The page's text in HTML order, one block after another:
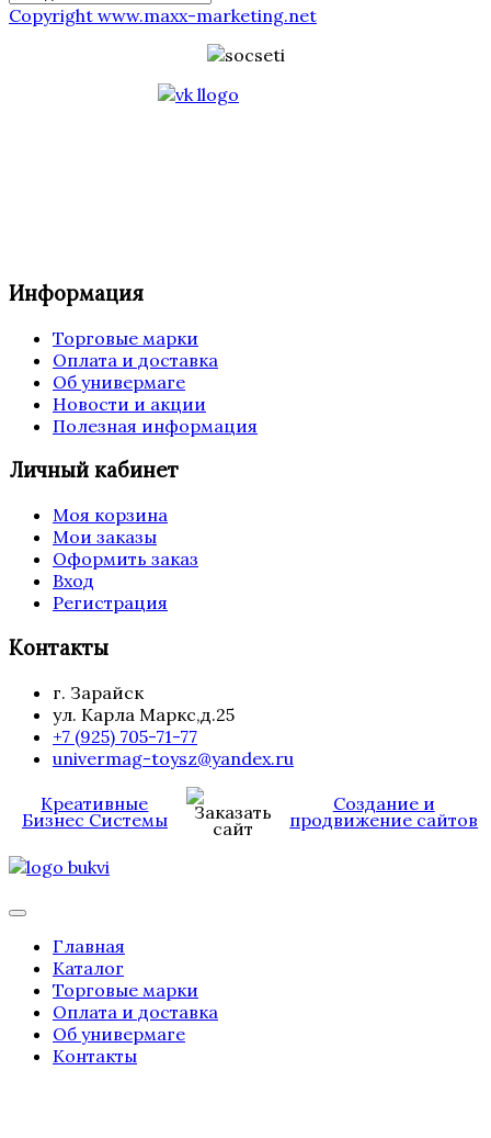
Copyright www.maxx-marketing.net
Информация
Торговые марки
Оплата и доставка
Об универмаге
Новости и акции
Полезная информация
Личный кабинет
Моя корзина
Мои заказы
Оформить заказ
Вход
Регистрация
Контакты
г. Зарайск
ул. Карла Маркс,д.25
+7 (925) 705-71-77
univermag-toysz@yandex.ru
Креативные
Бизнес Системы
Создание и
продвижение сайтов
Главная
Каталог
Торговые марки
Оплата и доставка
Об универмаге
Контакты